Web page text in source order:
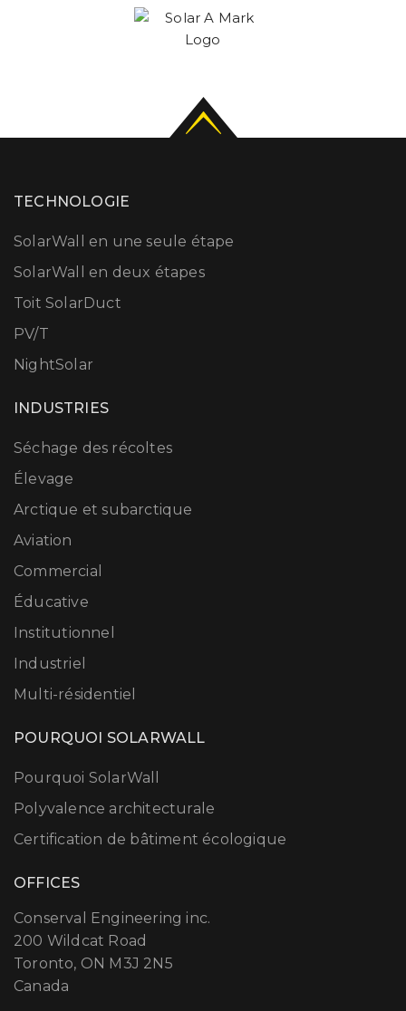
TECHNOLOGIE
SolarWall en une seule étape
SolarWall en deux étapes
Toit SolarDuct
PV/T
NightSolar
INDUSTRIES
Séchage des récoltes
Élevage
Arctique et subarctique
Aviation
Commercial
Éducative
Institutionnel
Industriel
Multi-résidentiel
POURQUOI SOLARWALL
Pourquoi SolarWall
Polyvalence architecturale
Certification de bâtiment écologique
OFFICES
Conserval Engineering inc.
200 Wildcat Road
Toronto, ON M3J 2N5
Canada